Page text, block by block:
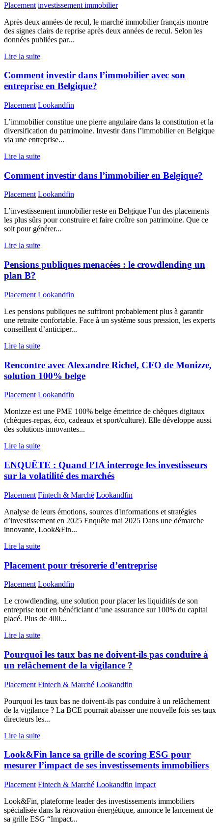
Placement investissement immobilier
Après deux années de recul, le marché immobilier français montre
des signes clairs de reprise après deux années de recul. Selon les
données publiées par...
Lire la suite
Comment investir dans l’immobilier avec son
entreprise en Belgique?
Placement Lookandfin
L’immobilier constitue une pierre angulaire dans la constitution et la
diversification du patrimoine. Investir dans l’immobilier en Belgique
via une entreprise...
Lire la suite
Comment investir dans l’immobilier en Belgique?
Placement Lookandfin
L’investissement immobilier reste en Belgique l’un des placements
les plus sûrs pour construire et faire croître son patrimoine. Que ce
soit pour générer...
Lire la suite
Pensions publiques menacées : le crowdlending un
plan B?
Placement Lookandfin
Les pensions publiques ne suffiront probablement plus à garantir
une retraite confortable. Face à un système sous pression, les experts
conseillent d’anticiper...
Lire la suite
Rencontre avec Alexandre Richel, CFO de Monizze,
solution 100% belge
Placement Lookandfin
Monizze est une PME 100% belge émettrice de chèques digitaux
(chèques-repas, éco, cadeaux et sport/culture). Elle développe aussi
des solutions innovantes...
Lire la suite
ENQUÊTE : Quand l’IA interroge les investisseurs
sur la volatilité des marchés
Placement Fintech & Marché Lookandfin
Analyse de leurs émotions, sources d'informations et stratégies
d’investissement en 2025 Enquête mai 2025 Dans une démarche
innovante, Look&Fin...
Lire la suite
Placement pour trésorerie d’entreprise
Placement Lookandfin
Le crowdlending, une solution pour placer les liquidités de son
entreprise tout en bénéficiant d’une assurance sur 100% du capital
placé. Plus de 400...
Lire la suite
Pourquoi les taux bas ne doivent-ils pas conduire à
un relâchement de la vigilance ?
Placement Fintech & Marché Lookandfin
Pourquoi les taux bas ne doivent-ils pas conduire à un relâchement
de la vigilance ? La BCE pourrait abaisser une nouvelle fois ses taux
directeurs les...
Lire la suite
Look&Fin lance sa grille de scoring ESG pour
mesurer l’impact de ses investissements immobiliers
Placement Fintech & Marché Lookandfin Impact
Look&Fin, plateforme leader des investissements immobiliers
spécialisée dans la rénovation énergétique, annonce le lancement de
sa grille ESG “Impact...